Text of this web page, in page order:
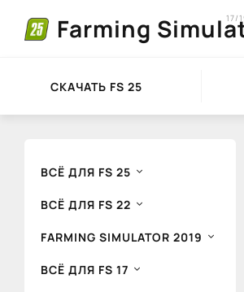
Farming 17/
СКАЧАТЬ FS 25
ВСЁ ДЛЯ FS 25
ВСЁ ДЛЯ FS 22
FARMING SIMULATOR 2019
ВСЁ ДЛЯ FS 17